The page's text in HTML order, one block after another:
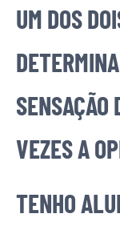
UM DOS
SENSAÇÃO
VEZES A
TENHO